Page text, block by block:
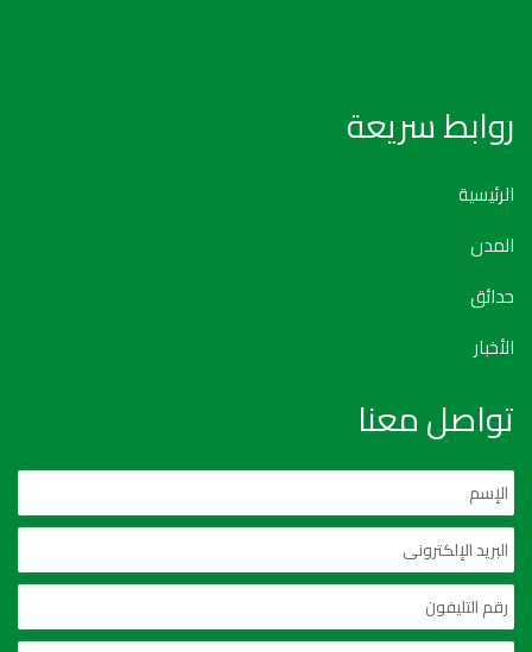
روابط سريعة
الرئيسية
المدن
حدائق
الأخبار
تواصل معنا